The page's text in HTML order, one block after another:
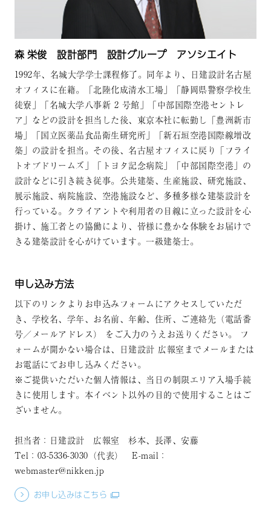
森 栄俊 設計部門 設計グループ アソシエイト
1992年、名城大学学士課程修了。同年より、日建設計名古屋
オフィスに在籍。「北陸化成清水工場」「静岡県警察学校生
徒寮」「名城大学八事新 2 号館」「中部国際空港セントレ
ア」などの設計を担当した後、東京本社に転勤し「豊洲新市
場」「国立医薬品食品衛生研究所」「新石垣空港国際線増改
築」の設計を担当。その後、名古屋オフィスに戻り「フライ
トオブドリームズ」「トヨタ記念病院」「中部国際空港」の
設計などに引き続き従事。公共建築、生産施設、研究施設、
展示施設、病院施設、空港施設など、多種多様な建築設計を
行っている。クライアントや利用者の目線に立った設計を心
掛け、施工者との協働により、皆様に豊かな体験をお届けで
きる建築設計を心がけています。一級建築士。
申し込み方法
以下のリンクよりお申込みフォームにアクセスしていただ
き、学校名、学年、お名前、年齢、住所、ご連絡先（電話番
号／メールアドレス） をご入力のうえお送りください。 フ
ォームが開かない場合は、日建設計 広報室までメールまたは
お電話にてお申し込みください。
※ご提供いただいた個人情報は、当日の制限エリア入場手続
きに使用します。本イベント以外の目的で使用することはご
ざいません。
担当者：日建設計 広報室 杉本、長澤、安藤
Tel：03-5336-3030（代表） E-mail：
webmaster@nikken.jp
お申し込みはこちら